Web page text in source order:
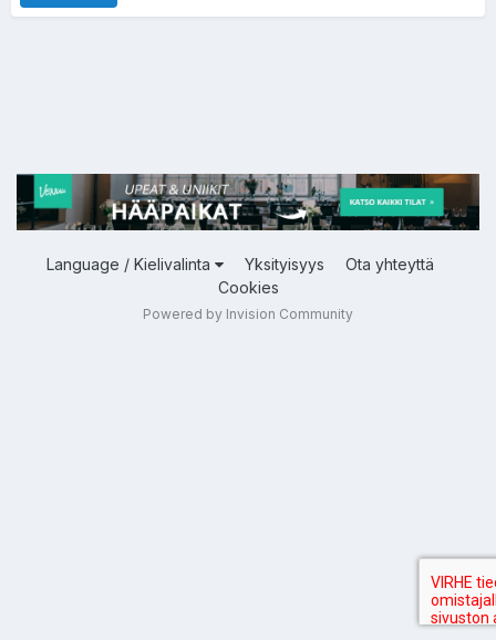
Language / Kielivalinta Yksityisyys
Ota yhteyttä
Cookies
Powered by Invision Community